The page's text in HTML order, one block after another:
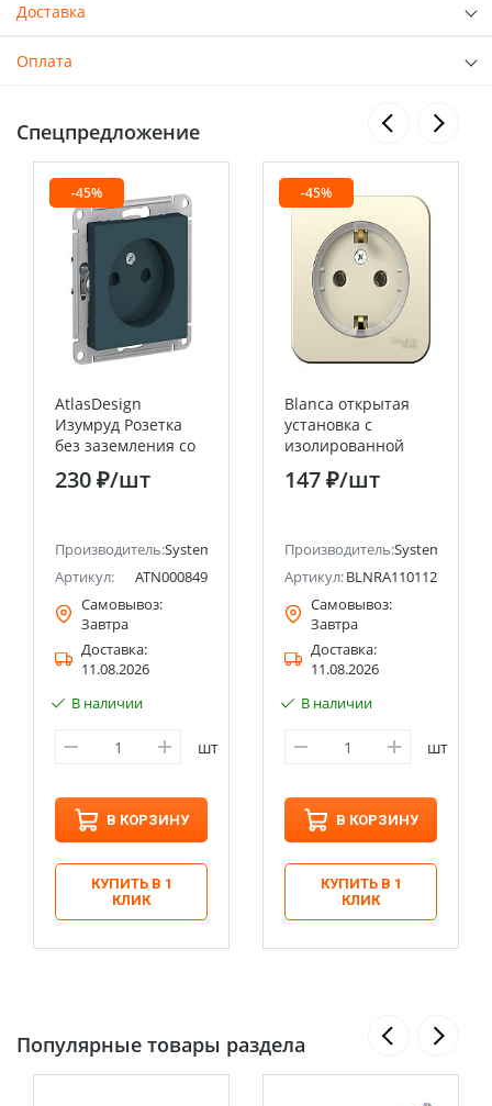
Доставка
Оплата
Спецпредложение
(ранее Schneider Electric)
-45%
AtlasDesign
Изумруд Розетка
без заземления со
шторками 16А
Systeme Electric
230 ₽/шт
Производитель:Systeme Electric (ранее Schneider Electric)
Артикул:
ATN000849
Самовывоз:
Завтра
Доставка:
11.08.2026
В наличии
шт
В КОРЗИНУ
КУПИТЬ В 1
КЛИК
-45%
Blanca открытая
установка с
изолированной
пластиной
Молочный Розетка
Systeme Electric
(Schneider Electric)
147 ₽/шт
Производитель:Systeme
Артикул:BLNRA110112
Самовывоз:
Завтра
Доставка:
11.08.2026
В наличии
шт
В КОРЗИНУ
КУПИТЬ В 1
КЛИК
Популярные товары раздела